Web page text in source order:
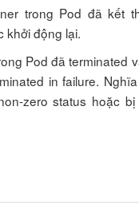
trong Pod đã kết
khởi động lại.
Pod đã terminated
in failure.
zero status hoặc